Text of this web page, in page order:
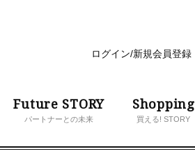
ログイン/新規会員登録
Future STORY
パートナーとの未来
Shopping
買える! STORY